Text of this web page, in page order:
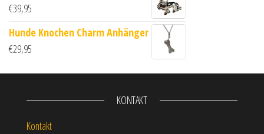
€39,95
Hunde Knochen Charm Anhänger
€29,95
KONTAKT
Kontakt